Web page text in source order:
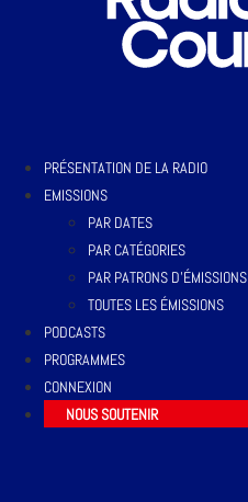
PRÉSENTATION DE LA RADIO
EMISSIONS
PAR DATES
PAR CATÉGORIES
PAR PATRONS D’ÉMISSIONS
TOUTES LES ÉMISSIONS
PODCASTS
PROGRAMMES
CONNEXION
NOUS SOUTENIR